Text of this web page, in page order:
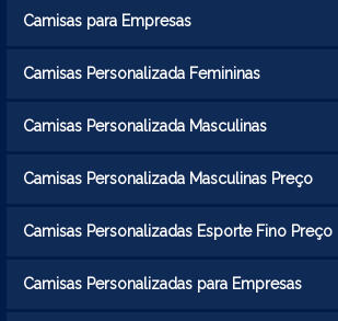
Camisas para Empresas
Camisas Personalizada Femininas
Camisas Personalizada Masculinas
Camisas Personalizada Masculinas Preço
Camisas Personalizadas Esporte Fino Preço
Camisas Personalizadas para Empresas